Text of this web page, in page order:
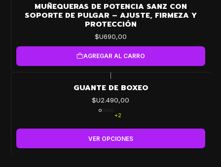
MUÑEQUERAS DE POTENCIA SANZ CON
SOPORTE DE PULGAR – AJUSTE, FIRMEZA Y
PROTECCIÓN
$U690,00
AGREGAR AL CARRO
GUANTE DE BOXEO
$U2.490,00
+2
VER OPCIONES